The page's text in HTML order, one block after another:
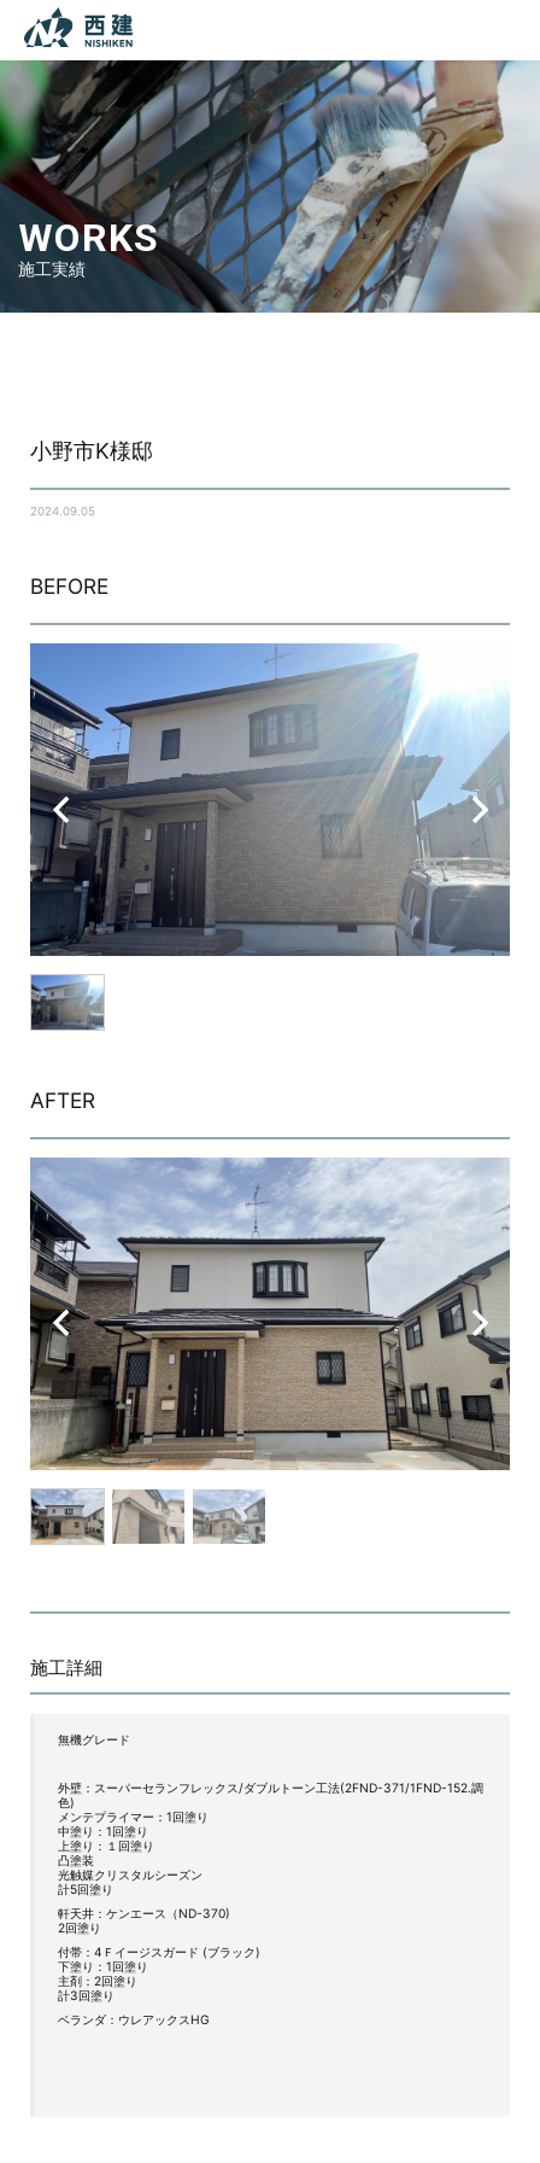
本文までスキップする
WORKS
施工実績
小野市K様邸
2024.09.05
BEFORE
AFTER
施工詳細
無機グレード
外壁：スーパーセランフレックス/ダブルトーン工法(2FND-371/1FND-152.調
色)
メンテプライマー：1回塗り
中塗り：1回塗り
上塗り：１回塗り
凸塗装
光触媒クリスタルシーズン
計5回塗り
軒天井：ケンエース（ND-370)
2回塗り
付帯：4Ｆイージスガード (ブラック)
下塗り：1回塗り
主剤：2回塗り
計3回塗り
ベランダ：ウレアックスHG